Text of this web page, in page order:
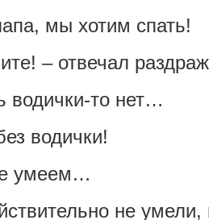
мы хотим спать!
– отвечал
водички-то нет…
водички!
умеем…
не умели,